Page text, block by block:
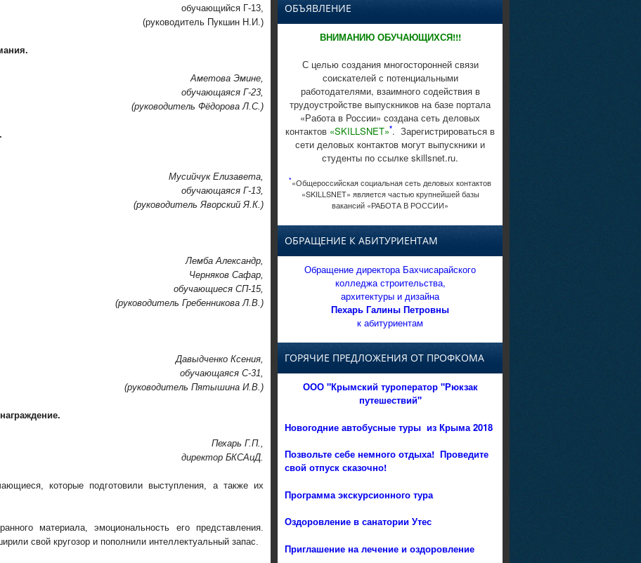
обучающийся Г-13,
(руководитель Пукшин Н.И.)
Аметова Эмине,
обучающаяся Г-23,
(руководитель Фёдорова Л.С.)
Мусийчук Елизавета,
обучающаяся Г-13,
(руководитель Яворский Я.К.)
Лемба Александр,
Черняков Сафар,
обучающиеся СП-15,
(руководитель Гребенникова Л.В.)
Давыдченко Ксения,
обучающаяся С-31,
(руководитель Пятышина И.В.)
Пехарь Г.П.,
директор БКСАиД.
которые подготовили выступления, а также их
материала, эмоциональность его представления.
свой кругозор и пополнили интеллектуальный запас.
ОБЪЯВЛЕНИЕ
ВНИМАНИЮ ОБУЧАЮЩИХСЯ!!!
С целью создания многосторонней связи
соискателей с потенциальными
работодателями, взаимного содействия в
трудоустройстве выпускников на базе портала
«Работа в России» создана сеть деловых
контактов «SKILLSNET»*. Зарегистрироваться в
сети деловых контактов могут выпускники и
студенты по ссылке skillsnet.ru.
*«Общероссийская социальная сеть деловых контактов
«SKILLSNET» является частью крупнейшей базы
вакансий «РАБОТА В РОССИИ»
ОБРАЩЕНИЕ К АБИТУРИЕНТАМ
Обращение директора Бахчисарайского
колледжа строительства,
архитектуры и дизайна
Пехарь Галины Петровны
к абитуриентам
ГОРЯЧИЕ ПРЕДЛОЖЕНИЯ ОТ ПРОФКОМА
ООО "Крымский туроператор "Рюкзак
путешествий"
Новогодние автобусные туры из Крыма 2018
Позвольте себе немного отдыха! Проведите
свой отпуск сказочно!
Программа экскурсионного тура
Оздоровление в санатории Утес
Приглашение на лечение и оздоровление